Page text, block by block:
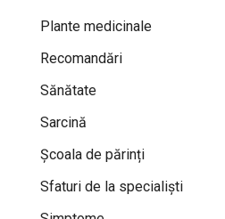
Plante medicinale
Recomandări
Sănătate
Sarcină
Școala de părinți
Sfaturi de la specialiști